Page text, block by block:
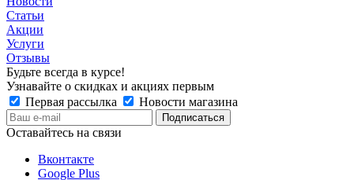
Статьи
Акции
Услуги
Отзывы
Будьте всегда в курсе!
Узнавайте о скидках и акциях первым
Первая рассылка
Новости магазина
Оставайтесь на связи
Вконтакте
Google Plus